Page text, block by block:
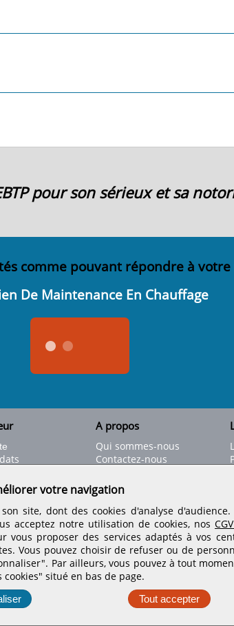
pour son sérieux et sa
comme pouvant répondre à
De Maintenance En Chauffage
de stage
A propos
Qui sommes-nous
Contactez-nous
Informations légales
Conditions générales
Rejoignez nos équipes
Retrouvez-nous sur les réseaux sociaux
votre navigation
site, dont des cookies d'analyse
acceptez notre utilisation de cookies, nos
vous proposer des services adaptés à vos
Vous pouvez choisir de refuser ou de
Par ailleurs, vous pouvez à tout
situé en bas de page.
Tout accepter